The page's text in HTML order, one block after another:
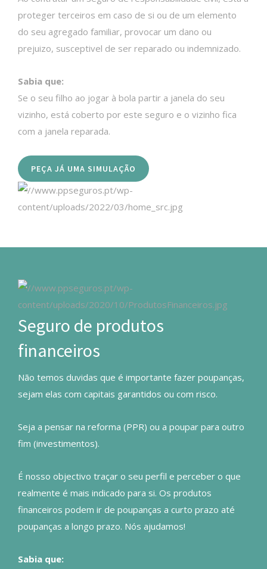
proteger terceiros em caso de si ou de um elemento
do seu agregado familiar, provocar um dano ou
prejuizo, susceptivel de ser reparado ou indemnizado.
Sabia que:
Se o seu filho ao jogar à bola partir a janela do seu
vizinho, está coberto por este seguro e o vizinho fica
com a janela reparada.
PEÇA JÁ UMA SIMULAÇÃO
Seguro de produtos
financeiros
Não temos duvidas que é importante fazer poupanças,
sejam elas com capitais garantidos ou com risco.
Seja a pensar na reforma (PPR) ou a poupar para outro
fim (investimentos).
É nosso objectivo traçar o seu perfil e perceber o que
realmente é mais indicado para si. Os produtos
financeiros podem ir de poupanças a curto prazo até
poupanças a longo prazo. Nós ajudamos!
Sabia que: